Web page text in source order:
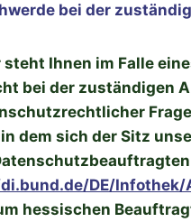
bei der
Ihnen im Falle
bei der zuständigen
dem sich der Sitz
DE/
hessischen